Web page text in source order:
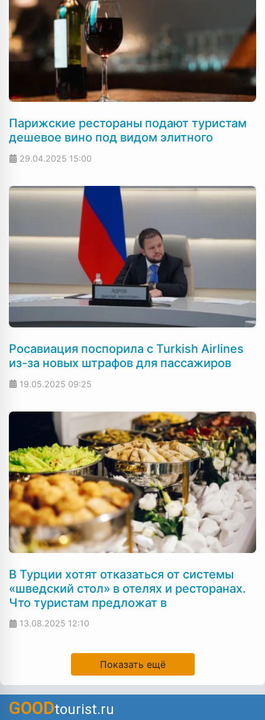
Парижские рестораны подают туристам
дешевое вино под видом элитного
29.04.2025 15:00
Росавиация поспорила с Turkish Airlines
из-за новых штрафов для пассажиров
19.05.2025 09:25
В Турции хотят отказаться от системы
«шведский стол» в отелях и ресторанах.
Что туристам предложат в
13.08.2025 12:10
Показать ещё
GOODtourist.ru